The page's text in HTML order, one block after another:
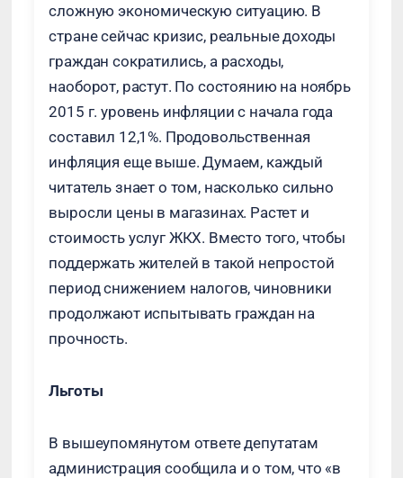
сложную экономическую ситуацию. В
стране сейчас кризис, реальные доходы
граждан сократились, а расходы,
наоборот, растут. По состоянию на ноябрь
2015 г. уровень инфляции с начала года
составил 12,1%. Продовольственная
инфляция еще выше. Думаем, каждый
читатель знает о том, насколько сильно
выросли цены в магазинах. Растет и
стоимость услуг ЖКХ. Вместо того, чтобы
поддержать жителей в такой непростой
период снижением налогов, чиновники
продолжают испытывать граждан на
прочность.
Льготы
В вышеупомянутом ответе депутатам
администрация сообщила и о том, что «в